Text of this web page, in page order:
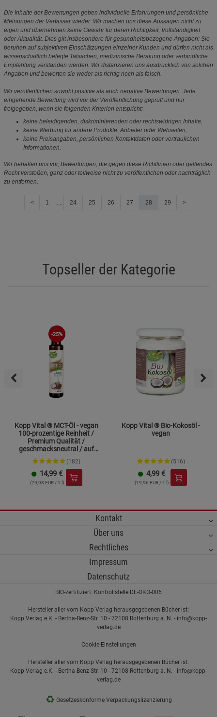
Die Inhalte der Bewertungen geben individuelle Erfahrungen und persönliche
Meinungen der Verfasser wieder. Wir machen uns diese Aussagen nicht zu
eigen und übernehmen keine Gewähr für deren Richtigkeit, Vollständigkeit
oder Aktualität. Dies gilt insbesondere für gesundheitsbezogene Angaben: Sie
beruhen auf subjektiven Einschätzungen einzelner Kunden und dürfen nicht als
wissenschaftlich belegte Tatsachen, medizinische Beratung oder verbindliche
Empfehlung verstanden werden. Wir distanzieren uns ausdrücklich von solchen
Angaben und bewerten sie weder als richtig noch als falsch.
Wir veröffentlichen sowohl positive als auch negative Bewertungen. Jede
eingehende Bewertung wird vor der Veröffentlichung geprüft und nur
freigegeben, wenn sie folgenden Kriterien entspricht:
keine beleidigenden, diskriminierenden oder rechtswidrigen Inhalte,
keine Werbung für andere Produkte, Anbieter oder Webseiten,
keine Preisangaben, persönlichen Kontaktdaten oder vertraulichen
Informationen.
Wir behalten uns vor, Bewertungen, die gegen diese Richtlinien oder geltendes
Recht verstoßen, ganz oder teilweise nicht zu veröffentlichen oder nachträglich
zu entfernen.
< 1 24 25 26 27 28 29 >
Topseller der Kategorie
-25%
Kopp Vital ® MCT-Öl - vegan
100-prozentige Reinheit /
Premium Qualität /
geschmacksneutral / auf
Kokosölbasis
(182)
14,99 €
(29,98 EUR / 1 l)
Kopp Vital ® Bio-Kokosöl -
vegan
(516)
4,99 €
(19,96 EUR / 1 l)
Kontakt
Über uns
Rechtliches
Impressum
Datenschutz
BIO-zertifiziert: Kontrollstelle DE-ÖKO-006
Hersteller aller vom Kopp Verlag herausgegebenen Bücher ist:
Kopp Verlag e.K. - Bertha-Benz-Str. 10 - 72108 Rottenburg a. N. - info@kopp-
verlag.de
Cookie-Einstellungen
Hersteller aller vom Kopp Verlag herausgegebenen Bücher ist:
Kopp Verlag e.K. - Bertha-Benz-Str. 10 - 72108 Rottenburg a. N. - info@kopp-
verlag.de
♻ Gesetzeskonforme Verpackungslizenzierung